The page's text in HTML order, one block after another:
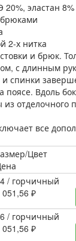
20%, эластан 8%
2-х нитка
и брюк.
с длинным
спинки
поясе. Вдоль
отделочного
все
Цвет
/ горчичный
051,56 ₽
/ горчичный
051,56 ₽